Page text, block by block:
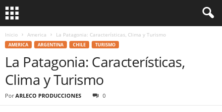
Inicio America La Patagonia: Características, Clima y Turismo
AMERICA ARGENTINA CHILE TURISMO
La Patagonia: Características,
Clima y Turismo
Por ARLECO PRODUCCIONES 0